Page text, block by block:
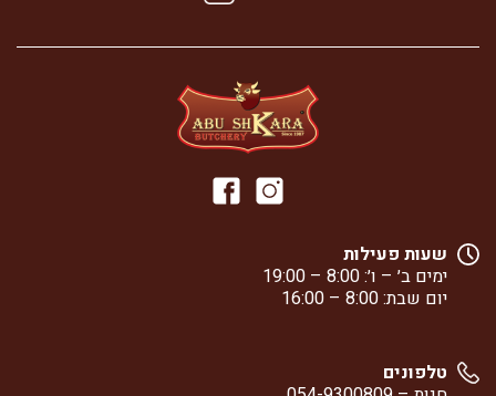
שעות פעילות
ימים ב׳ – ו׳: 8:00 – 19:00
יום שבת: 8:00 – 16:00
טלפונים